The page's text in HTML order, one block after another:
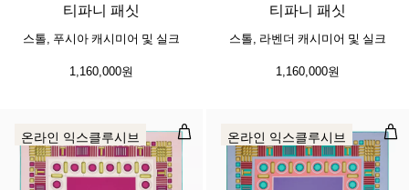
티파니 패싯
스톨, 푸시아 캐시미어 및 실크
1,160,000원
티파니 패싯
스톨, 라벤더 캐시미어 및 실크
1,160,000원
스퀘어 스카프, 푸시아 실크
온라인 익스클루시브 스
온라인 익스클루시브